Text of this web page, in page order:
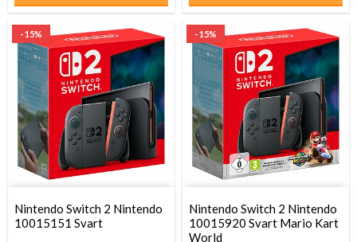
- 15%
Nintendo Switch 2 Nintendo
10015151 Svart
- 15%
Nintendo Switch 2 Nintendo
10015920 Svart Mario Kart
World